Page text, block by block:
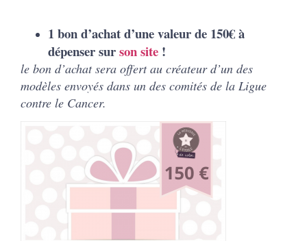
1 bon d’achat d’une valeur de 150€ à
dépenser surson site !
le bon d’achat sera offert au créateur d’un des
modèles envoyés dans un des comités de la Ligue
contre le Cancer.